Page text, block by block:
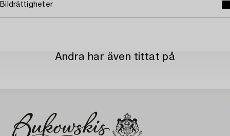
Bildrättigheter
Andra har även tittat på